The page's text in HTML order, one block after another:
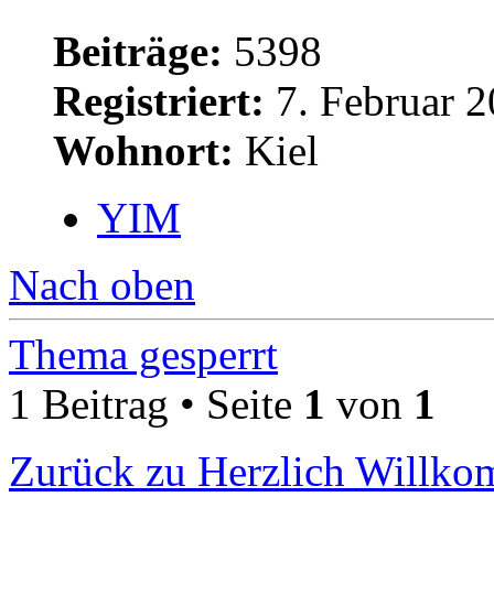
Beiträge: 5398
Registriert: 7. Februar
Wohnort: Kiel
YIM
Nach oben
Thema gesperrt
1 Beitrag • Seite 1 von 1
Zurück zu Herzlich